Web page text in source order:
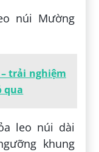
núi Mường
trải nghiệm
qua
leo núi dài
khung